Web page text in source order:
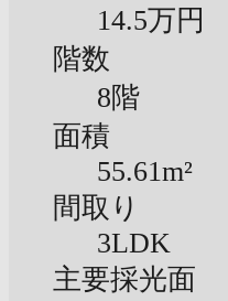
14.5万円
階数
8階
面積
55.61m²
間取り
3LDK
主要採光面